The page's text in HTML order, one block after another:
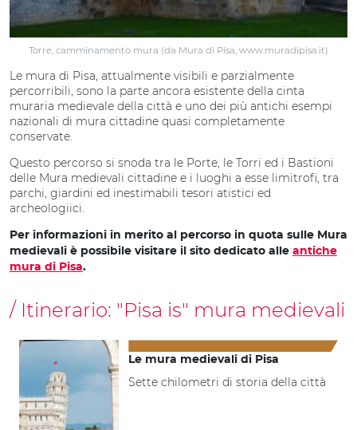
Torre, camminamento mura (da Mura di Pisa, www.muradipisa.it)
Le mura di Pisa, attualmente visibili e parzialmente
percorribili, sono la parte ancora esistente della cinta
muraria medievale della città e uno dei più antichi esempi
nazionali di mura cittadine quasi completamente
conservate.
Questo percorso si snoda tra le Porte, le Torri ed i Bastioni
delle Mura medievali cittadine e i luoghi a esse limitrofi, tra
parchi, giardini ed inestimabili tesori atistici ed
archeologiici.
Per informazioni in merito al percorso in quota sulle Mura
medievali è possibile visitare il sito dedicato alle antiche
mura di Pisa.
Itinerario: "Pisa is" mura medievali
Le mura medievali di Pisa
Sette chilometri di storia della città